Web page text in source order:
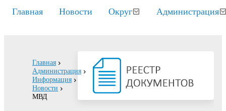
Главная Новости Округ Администрация
Главная
Администрация
Информация
Новости
МВД